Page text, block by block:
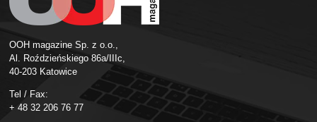
OOH magazine Sp. z o.o.,
Al. Roździeńskiego 86a/IIIc,
40-203 Katowice
Tel / Fax:
+ 48 32 206 76 77